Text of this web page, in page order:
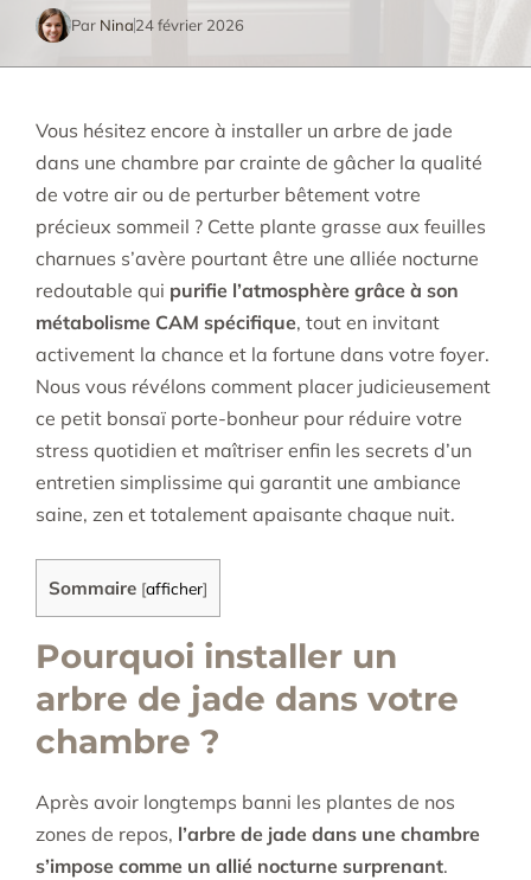
Par Nina24 février 2026
Vous hésitez encore à installer un arbre de jade
dans une chambre par crainte de gâcher la qualité
de votre air ou de perturber bêtement votre
précieux sommeil ? Cette plante grasse aux feuilles
charnues s’avère pourtant être une alliée nocturne
redoutable qui purifie l’atmosphère grâce à son
métabolisme CAM spécifique, tout en invitant
activement la chance et la fortune dans votre foyer.
Nous vous révélons comment placer judicieusement
ce petit bonsaï porte-bonheur pour réduire votre
stress quotidien et maîtriser enfin les secrets d’un
entretien simplissime qui garantit une ambiance
saine, zen et totalement apaisante chaque nuit.
Sommaire [afficher]
Pourquoi installer un
arbre de jade dans votre
chambre ?
Après avoir longtemps banni les plantes de nos
zones de repos, l’arbre de jade dans une chambre
s’impose comme un allié nocturne surprenant.